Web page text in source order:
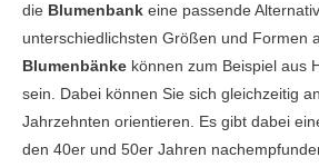
die Blumenbank eine passende
unterschiedlichsten Größen und Formen
Blumenbänke können zum Beispiel aus
sein. Dabei können Sie sich gleichzeitig
Jahrzehnten orientieren. Es gibt dabei
den 40er und 50er Jahren